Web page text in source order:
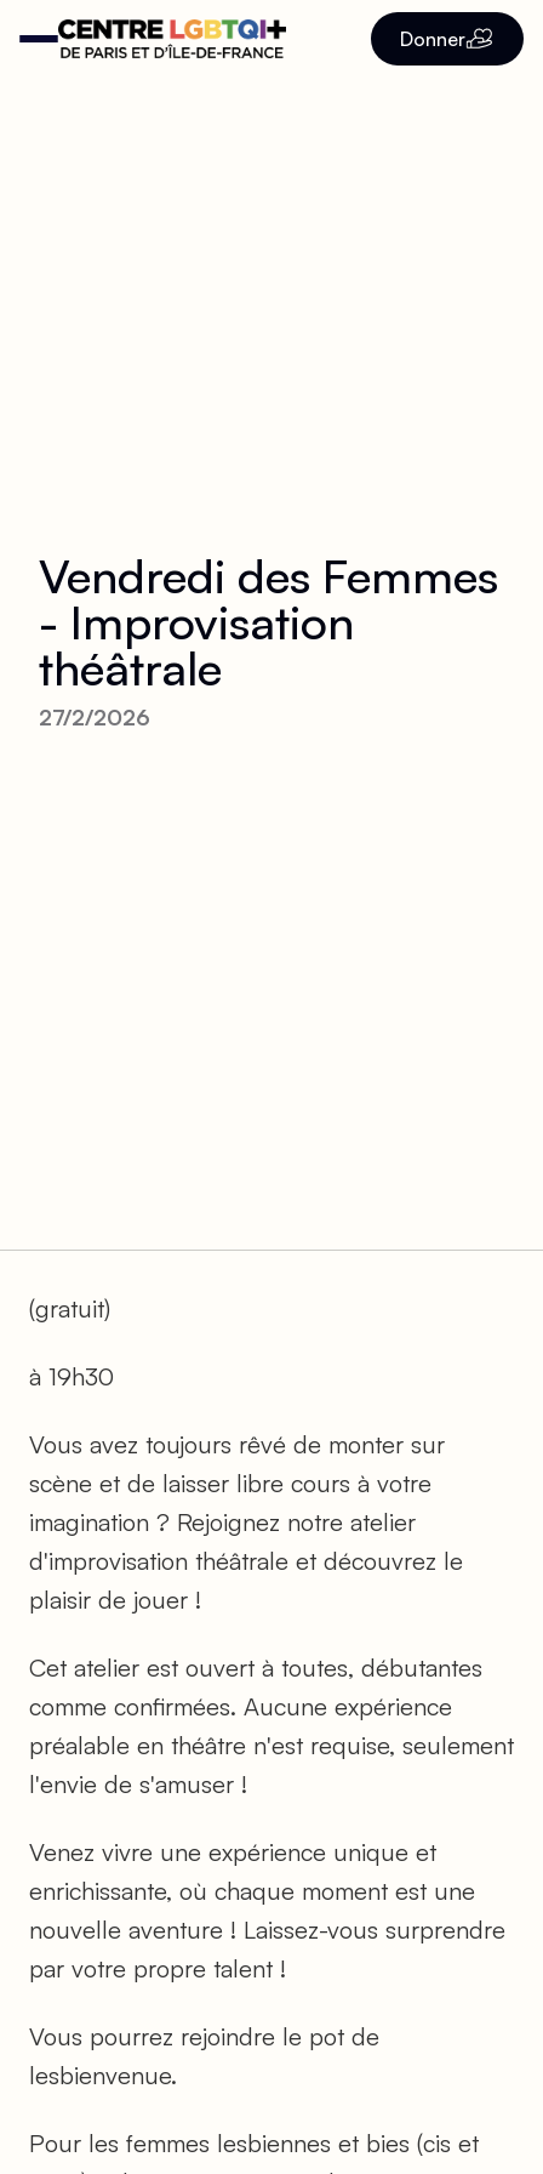
Donner
Vendredi des Femmes
- Improvisation
théâtrale
27/2/2026
(gratuit)
à 19h30
Vous avez toujours rêvé de monter sur
scène et de laisser libre cours à votre
imagination ? Rejoignez notre atelier
d'improvisation théâtrale et découvrez le
plaisir de jouer !
Cet atelier est ouvert à toutes, débutantes
comme confirmées. Aucune expérience
préalable en théâtre n'est requise, seulement
l'envie de s'amuser !
Venez vivre une expérience unique et
enrichissante, où chaque moment est une
nouvelle aventure ! Laissez-vous surprendre
par votre propre talent !
Vous pourrez rejoindre le pot de
lesbienvenue.
Pour les femmes lesbiennes et bies (cis et